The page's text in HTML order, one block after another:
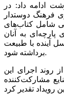
ادامه داد: در
فرهنگ دوستدار
شامل کتاب‌های
به آنان
آینده با طبیعت
برداشته شود.
روند اجرای این
مشارکت‌کننده